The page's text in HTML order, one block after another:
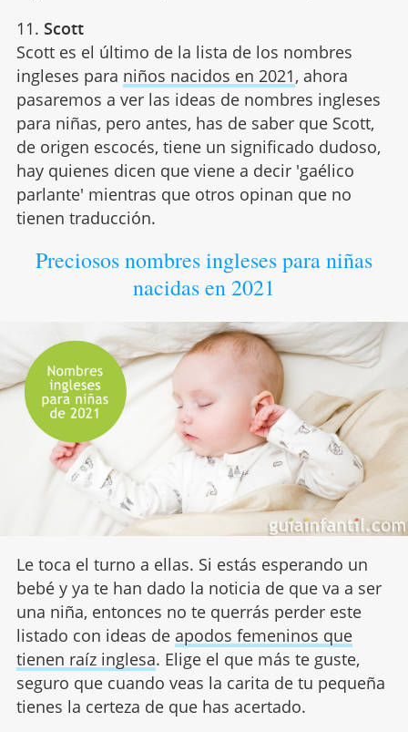
11. Scott
Scott es el último de la lista de los nombres
ingleses para niños nacidos en 2021, ahora
pasaremos a ver las ideas de nombres ingleses
para niñas, pero antes, has de saber que Scott,
de origen escocés, tiene un significado dudoso,
hay quienes dicen que viene a decir 'gaélico
parlante' mientras que otros opinan que no
tienen traducción.
Preciosos nombres ingleses para niñas
nacidas en 2021
Le toca el turno a ellas. Si estás esperando un
bebé y ya te han dado la noticia de que va a ser
una niña, entonces no te querrás perder este
listado con ideas de apodos femeninos que
tienen raíz inglesa. Elige el que más te guste,
seguro que cuando veas la carita de tu pequeña
tienes la certeza de que has acertado.